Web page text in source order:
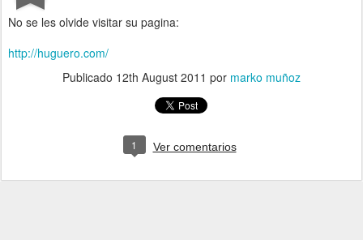
No se les olvide visitar su pagina:
http://huguero.com/
Publicado 12th August 2011 por marko muñoz
1 Ver comentarios